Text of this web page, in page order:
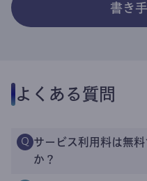
書き
よくある質問
Q サービス利用料は無
か？